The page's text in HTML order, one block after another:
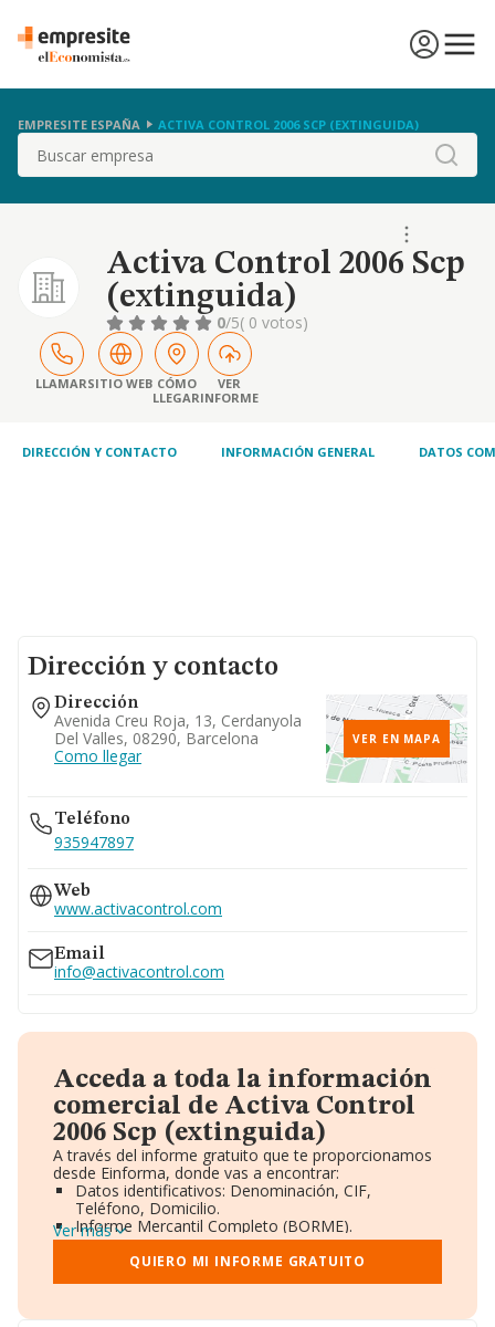
EMPRESITE ESPAÑA ACTIVA CONTROL 2006 SCP (EXTINGUIDA)
Buscar
Activa Control 2006 Scp
(extinguida)
0/5( 0 votos)
LLAMARSITIO WEB CÓMO
LLEGAR
VER
INFORME
DIRECCIÓN Y CONTACTO INFORMACIÓN GENERAL DATOS
Dirección y contacto
Dirección
Avenida Creu Roja, 13, Cerdanyola
Del Valles, 08290, Barcelona
Como llegar
VER EN MAPA
Teléfono
935947897
Web
www.activacontrol.com
Email
info@activacontrol.com
Acceda a toda la información
comercial de Activa Control
2006 Scp (extinguida)
A través del informe gratuito que te proporcionamos
desde Einforma, donde vas a encontrar:
Datos identificativos: Denominación, CIF,
Teléfono, Domicilio.
Informe Mercantil Completo (BORME).
Gráficos de Evolución Ventas y Empleados.
Consejo de Administración y Administradores.
Directivos y Ejecutivos.
Ver más
QUIERO MI INFORME GRATUITO